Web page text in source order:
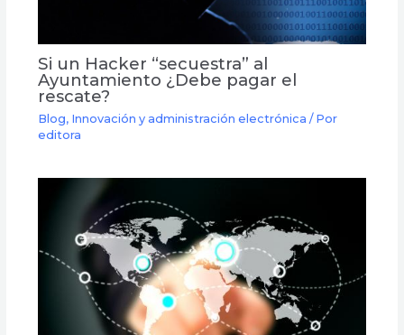
Si un Hacker “secuestra” al
Ayuntamiento ¿Debe pagar el
rescate?
Blog, Innovación y administración electrónica / Por
editora